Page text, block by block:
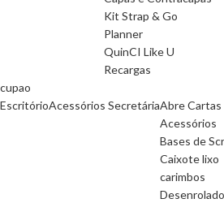
Kit Strap & Go
Planner
QuinCI Like U
Recargas
cupao
EscritórioAcessórios SecretáriaAbre Cartas
Acessórios
Bases de
Caixote lixo
carimbos